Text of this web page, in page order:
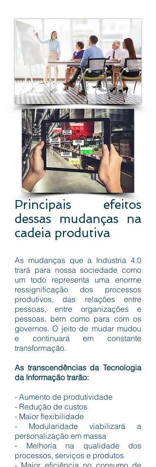
Principais efeitos
dessas mudanças na
cadeia produtiva
As mudanças que a Indústria 4.0
trará para nossa sociedade como
um todo representa uma enorme
ressignificação dos processos
produtivos, das relações entre
pessoas, entre organizações e
pessoas, bem como para com os
governos. O jeito de mudar mudou
e continuará em constante
transformação.
As transcendências da Tecnologia
da Informação trarão:
- Aumento de produtividade
- Redução de custos
- Maior flexibilidade
- Modularidade viabilizará a
personalização em massa
- Melhoria na qualidade dos
processos, serviços e produtos
- Maior eficiência no consumo de